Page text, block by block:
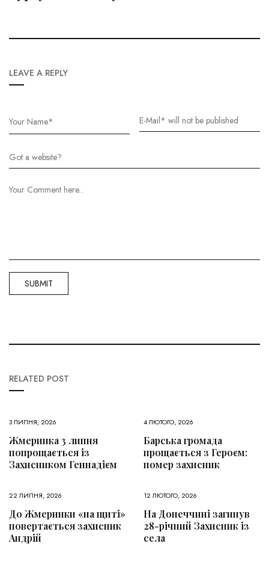
LEAVE A REPLY
RELATED POST
3 ЛИПНЯ, 2026
Жмеринка 3 липня
попрощається із
Захисником Геннадієм
4 ЛЮТОГО, 2026
Барська громада
прощається з Героєм:
помер захисник
22 ЛИПНЯ, 2026
До Жмеринки «на щиті»
повертається захисник
Андрій
12 ЛЮТОГО, 2026
На Донеччині загинув
28-річний Захисник із
села